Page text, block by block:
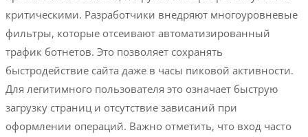
критическими. Разработчики внедряют многоуровневые
фильтры, которые отсеивают автоматизированный
трафик ботнетов. Это позволяет сохранять
быстродействие сайта даже в часы пиковой активности.
Для легитимного пользователя это означает быструю
загрузку страниц и отсутствие зависаний при
оформлении операций. Важно отметить, что вход часто